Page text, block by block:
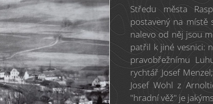
Středu města
postavený na místě
nalevo od něj jsou
patřil k jiné vesnici:
pravobřežnímu
rychtář Josef
Josef Wohl z
"hradní věž" je